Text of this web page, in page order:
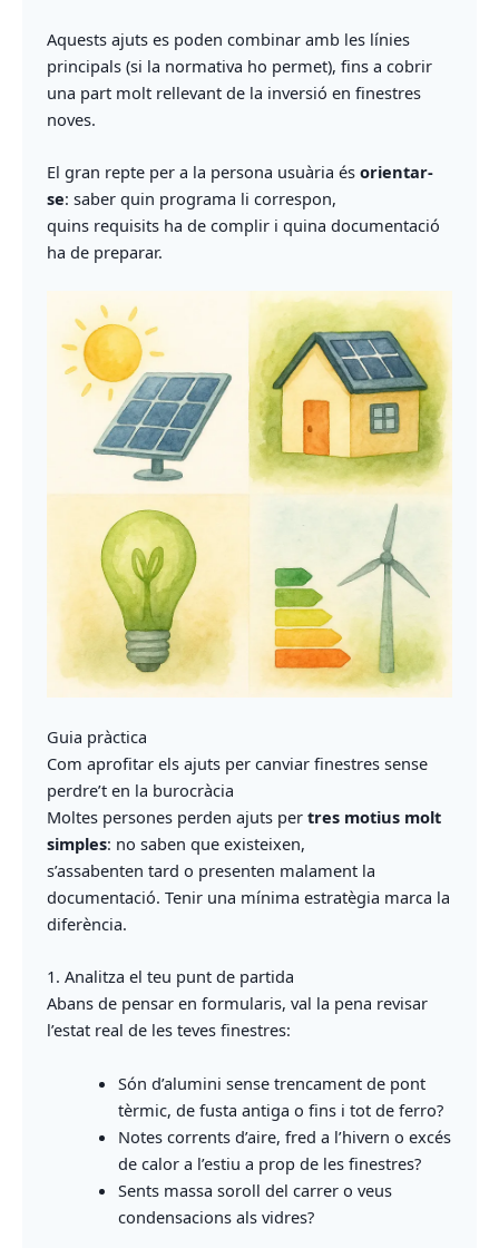
Aquests ajuts es poden combinar amb les línies
principals (si la normativa ho permet), fins a cobrir
una part molt rellevant de la inversió en finestres
noves.
El gran repte per a la persona usuària és orientar-
se: saber quin programa li correspon,
quins requisits ha de complir i quina documentació
ha de preparar.
Guia pràctica
Com aprofitar els ajuts per canviar finestres sense
perdre’t en la burocràcia
Moltes persones perden ajuts per tres motius molt
simples: no saben que existeixen,
s’assabenten tard o presenten malament la
documentació. Tenir una mínima estratègia marca la
diferència.
1. Analitza el teu punt de partida
Abans de pensar en formularis, val la pena revisar
l’estat real de les teves finestres:
Són d’alumini sense trencament de pont
tèrmic, de fusta antiga o fins i tot de ferro?
Notes corrents d’aire, fred a l’hivern o excés
de calor a l’estiu a prop de les finestres?
Sents massa soroll del carrer o veus
condensacions als vidres?